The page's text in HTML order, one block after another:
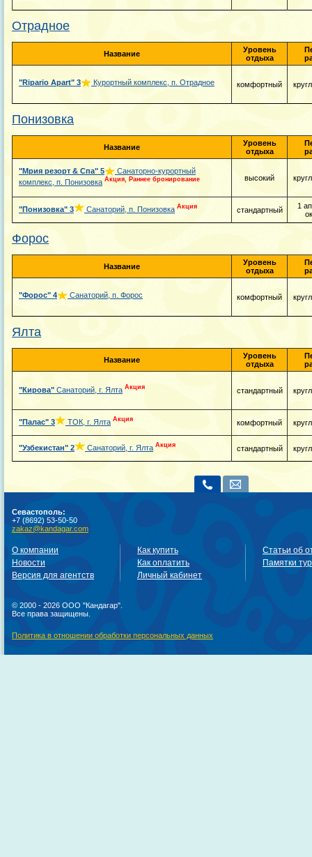
Отрадное
Название
Уровень
отдыха
"Ripario Apart" 3 Курортный комплекс, п. Отрадное комфортный
Понизовка
Название
Уровень
отдыха
"Мрия резорт & Спа" 5
Санаторно-курортный
комплекс, п. Понизовка Акция, Раннее бронирование высокий
"Понизовка" 3 Санаторий, п. Понизовка Акция стандартный
1
Форос
Название
Уровень
отдыха
"Форос" 4 Санаторий, п. Форос комфортный
Ялта
Название
Уровень
отдыха
"Кирова" Санаторий, г. Ялта Акция стандартный
"Палас" 3 ТОК, г. Ялта Акция комфортный
"Узбекистан" 2 Санаторий, г. Ялта Акция стандартный
Севастополь:
+7 (8692) 53-50-50
zakaz@kandagar.com
О компании
Новости
Версия для агентств
Как купить
Как оплатить
Личный кабинет
Статьи об
Памятки
© 2000 - 2026 ООО "Кандагар".
Все права защищены.
Политика в отношении обработки персональных данных